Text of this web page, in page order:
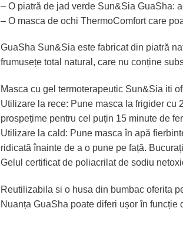
– O piatră de jad verde Sun&Sia GuaSha:
– O masca de ochi ThermoComfort care
GuaSha Sun&Sia este fabricat din piatră
frumusețe total natural, care nu conține
Masca cu gel termoterapeutic Sun&Sia iti
Utilizare la rece: Pune masca la frigider cu
prospețime pentru cel puțin 15 minute de
Utilizare la cald: Pune masca în apă
ridicată înainte de a o pune pe față.
Gelul certificat de poliacrilat de sodiu
Reutilizabila si o husa din bumbac oferita
Nuanța GuaSha poate diferi ușor în funcție